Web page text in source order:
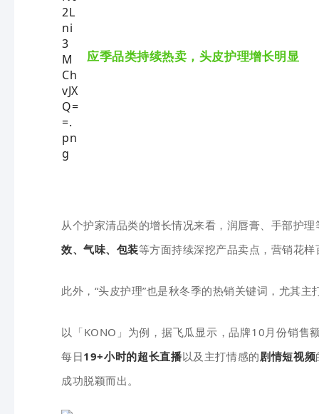
应季品类持续热卖，头皮护理增长明显
从个护家清品类的增长情况来看，润唇膏、手部护
效、气味、包装等方面持续深挖产品卖点，营销花
此外，“头皮护理”也是秋冬季的热销关键词，尤其主
以「KONO」为例，据飞瓜显示，品牌10月份销售
每日19+小时的超长直播以及主打情感的剧情短视频
成功脱颖而出。